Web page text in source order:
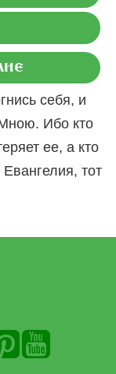
себя, и
Ибо кто
ее, а кто
тот